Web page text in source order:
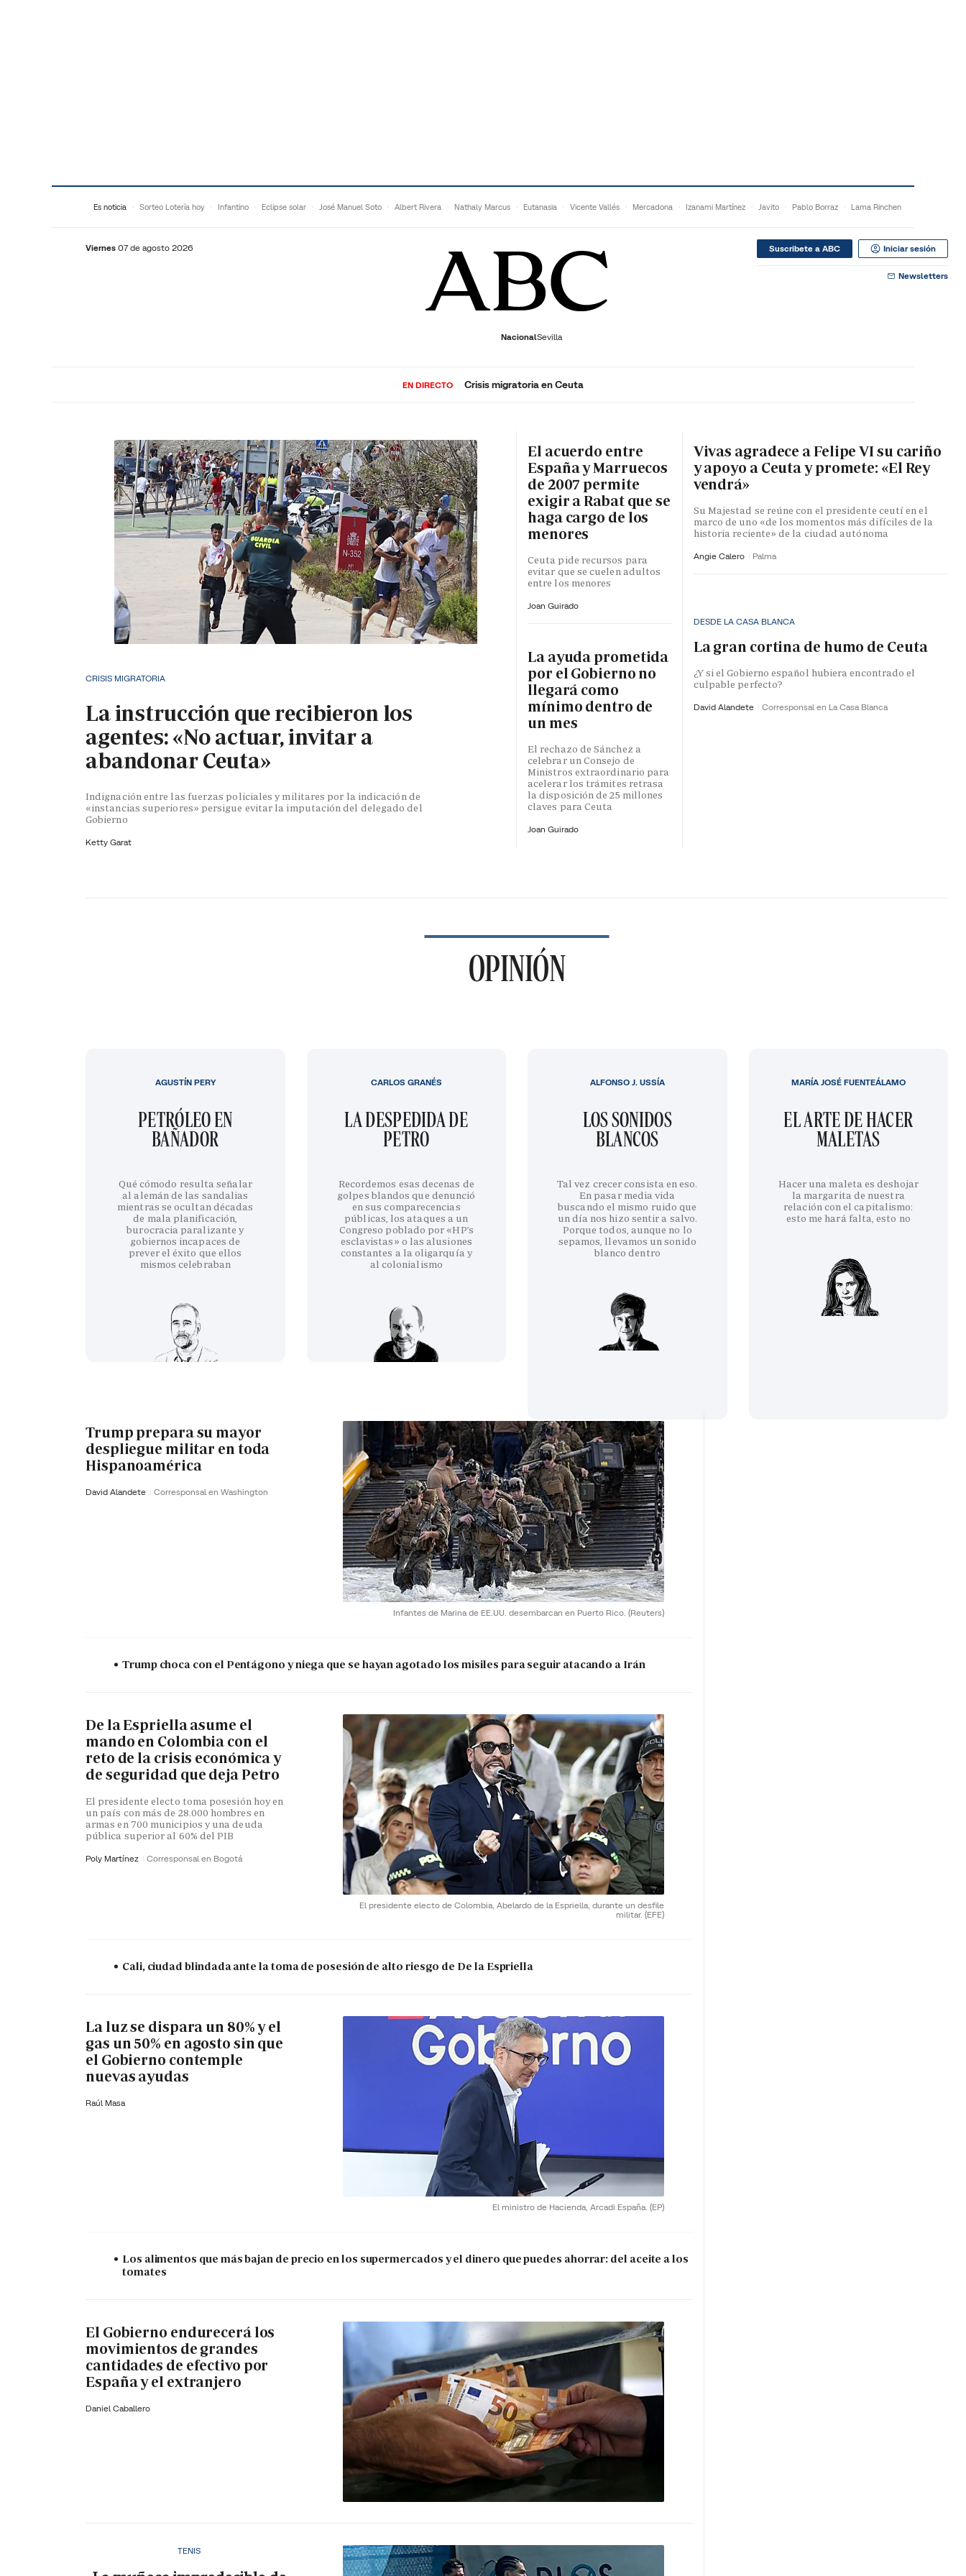
Es noticia Sorteo Lotería hoy Infantino Eclipse solar José Manuel Soto Albert Rivera Nathaly Marcus Eutanasia Vicente Vallés Mercadona Izanami Martínez Javito Pablo Borraz Lama Rinchen
Viernes 07 de agosto 2026
NacionalSevilla
Suscribete a ABC Iniciar sesión
Newsletters
ECONOMÍADEPORTES SOCIEDADCULTURAGENTEPLAY
EN DIRECTO Crisis migratoria en Ceuta
CRISIS MIGRATORIA
La instrucción que recibieron los
agentes: «No actuar, invitar a
abandonar Ceuta»
Indignación entre las fuerzas policiales y militares por la indicación de
«instancias superiores» persigue evitar la imputación del delegado del
Gobierno
Ketty Garat
El acuerdo entre
España y Marruecos
de 2007 permite
exigir a Rabat que se
haga cargo de los
menores
Ceuta pide recursos para
evitar que se cuelen adultos
entre los menores
Joan Guirado
La ayuda prometida
por el Gobierno no
llegará como
mínimo dentro de
un mes
El rechazo de Sánchez a
celebrar un Consejo de
Ministros extraordinario para
acelerar los trámites retrasa
la disposición de 25 millones
claves para Ceuta
Joan Guirado
Vivas agradece a Felipe VI su cariño
y apoyo a Ceuta y promete: «El Rey
vendrá»
Su Majestad se reúne con el presidente ceutí en el
marco de uno «de los momentos más difíciles de la
historia reciente» de la ciudad autónoma
Angie Calero Palma
DESDE LA CASA BLANCA
La gran cortina de humo de Ceuta
¿Y si el Gobierno español hubiera encontrado el
culpable perfecto?
David Alandete Corresponsal en La Casa Blanca
OPINIÓN
PETRÓLEO EN
BAÑADOR
Qué cómodo resulta señalar
al alemán de las sandalias
mientras se ocultan décadas
de mala planificación,
burocracia paralizante y
gobiernos incapaces de
prever el éxito que ellos
mismos celebraban
AGUSTÍN PERY
LA DESPEDIDA DE
PETRO
Recordemos esas decenas de
golpes blandos que denunció
en sus comparecencias
públicas, los ataques a un
Congreso poblado por «HP’s
esclavistas» o las alusiones
constantes a la oligarquía y
al colonialismo
CARLOS GRANÉS
LOS SONIDOS
BLANCOS
Tal vez crecer consista en eso.
En pasar media vida
buscando el mismo ruido que
un día nos hizo sentir a salvo.
Porque todos, aunque no lo
sepamos, llevamos un sonido
blanco dentro
ALFONSO J. USSÍA
EL ARTE DE HACER
MALETAS
Hacer una maleta es deshojar
la margarita de nuestra
relación con el capitalismo:
esto me hará falta, esto no
MARÍA JOSÉ FUENTEÁLAMO
Infantes de Marina de EE.UU. desembarcan en Puerto Rico. (Reuters)
Trump prepara su mayor
despliegue militar en toda
Hispanoamérica
David Alandete Corresponsal en Washington
Trump choca con el Pentágono y niega que se hayan agotado los misiles para seguir atacando a Irán
El presidente electo de Colombia, Abelardo de la Espriella, durante un desfile
militar. (EFE)
De la Espriella asume el
mando en Colombia con el
reto de la crisis económica y
de seguridad que deja Petro
El presidente electo toma posesión hoy en
un país con más de 28.000 hombres en
armas en 700 municipios y una deuda
pública superior al 60% del PIB
Poly Martínez Corresponsal en Bogotá
Cali, ciudad blindada ante la toma de posesión de alto riesgo de De la Espriella
El ministro de Hacienda, Arcadi España. (EP)
La luz se dispara un 80% y el
gas un 50% en agosto sin que
el Gobierno contemple
nuevas ayudas
Raúl Masa
Los alimentos que más bajan de precio en los supermercados y el dinero que puedes ahorrar: del aceite a los
tomates
El Gobierno endurecerá los
movimientos de grandes
cantidades de efectivo por
España y el extranjero
Daniel Caballero
TENIS